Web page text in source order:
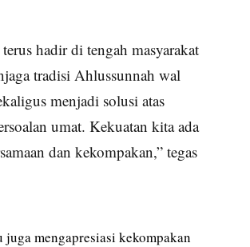
hadir di tengah masyarakat
tradisi Ahlussunnah wal
menjadi solusi atas
umat. Kekuatan kita ada
dan kekompakan,” tegas
mengapresiasi kekompakan